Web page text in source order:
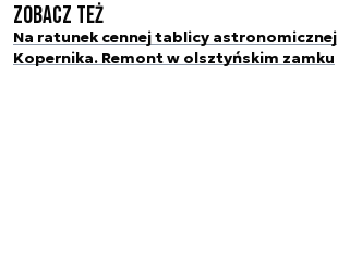
Zobacz też
Na ratunek cennej tablicy astronomicznej
Kopernika. Remont w olsztyńskim zamku